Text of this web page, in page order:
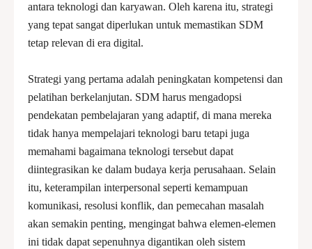
antara teknologi dan karyawan. Oleh karena itu, strategi
yang tepat sangat diperlukan untuk memastikan SDM
tetap relevan di era digital.
Strategi yang pertama adalah peningkatan kompetensi dan
pelatihan berkelanjutan. SDM harus mengadopsi
pendekatan pembelajaran yang adaptif, di mana mereka
tidak hanya mempelajari teknologi baru tetapi juga
memahami bagaimana teknologi tersebut dapat
diintegrasikan ke dalam budaya kerja perusahaan. Selain
itu, keterampilan interpersonal seperti kemampuan
komunikasi, resolusi konflik, dan pemecahan masalah
akan semakin penting, mengingat bahwa elemen-elemen
ini tidak dapat sepenuhnya digantikan oleh sistem